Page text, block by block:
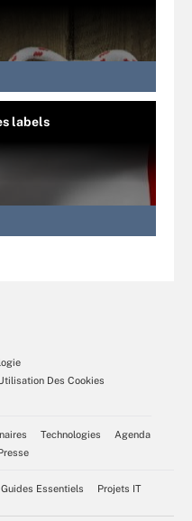
labels
Des Cookies
Technologies
Agenda
Guides Essentiels Projets IT